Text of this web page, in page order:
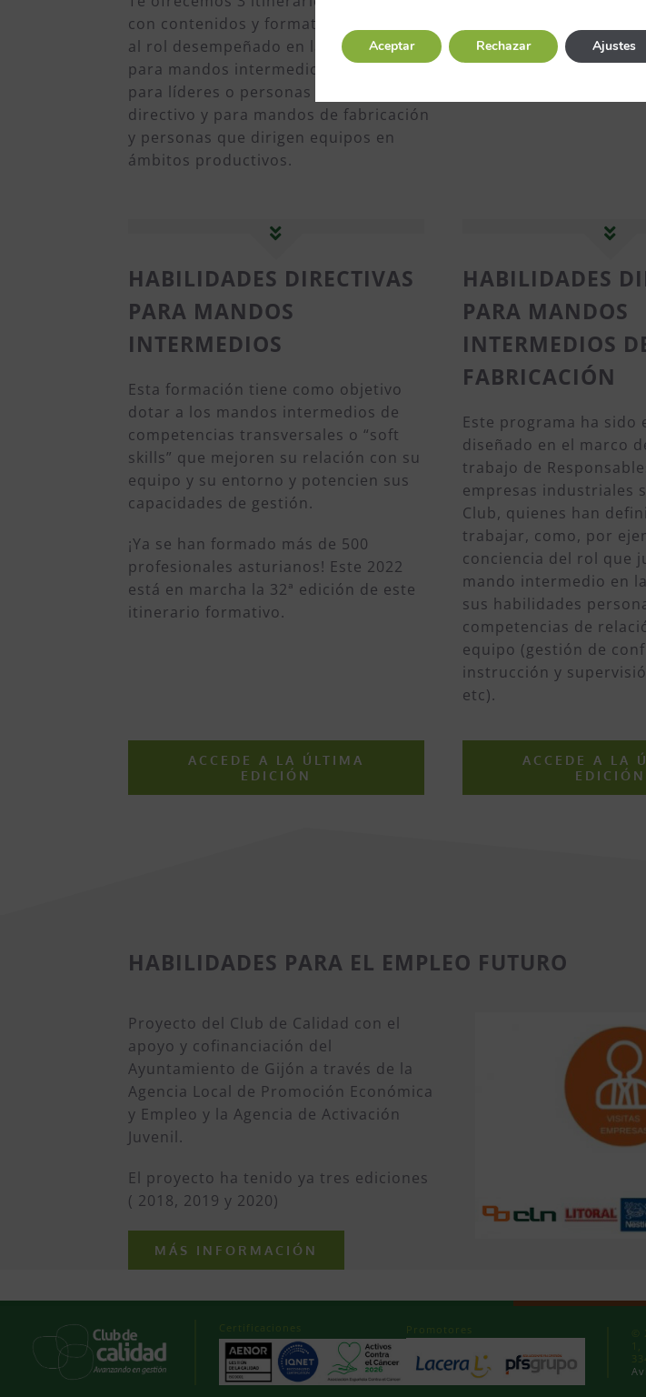
con contenidos y formatos adaptados
al rol desempeñado en la organización:
para mandos intermedios clásicos,
para líderes o personas con potencial
directivo y para mandos de fabricación
y personas que dirigen equipos en
ámbitos productivos.
HABILIDADES DIRECTIVAS
PARA MANDOS
INTERMEDIOS
Esta formación tiene como objetivo
dotar a los mandos intermedios de
competencias transversales o “soft
skills” que mejoren su relación con su
equipo y su entorno y potencien sus
capacidades de gestión.
¡Ya se han formado más de 500
profesionales asturianos! Este 2022
está en marcha la 32ª edición de este
itinerario formativo.
HABILIDADES
PARA MANDOS
INTERMEDIOS
FABRICACIÓN
Este programa ha sido
diseñado en el marco
trabajo de
empresas industriales
Club, quienes han
trabajar, como, por
conciencia del rol que
mando intermedio en
sus habilidades
competencias de
equipo (gestión de
instrucción y
etc).
ACCEDE A LA ÚLTIMA
EDICIÓN
ACCEDE A LA
EDICIÓN
HABILIDADES PARA EL EMPLEO FUTURO
Proyecto del Club de Calidad con el
apoyo y cofinanciación del
Ayuntamiento de Gijón a través de la
Agencia Local de Promoción Económica
y Empleo y la Agencia de Activación
Juvenil.
El proyecto ha tenido ya tres ediciones
( 2018, 2019 y 2020)
MÁS INFORMACIÓN
Certificaciones Promotores
Aceptar Rechazar Ajustes